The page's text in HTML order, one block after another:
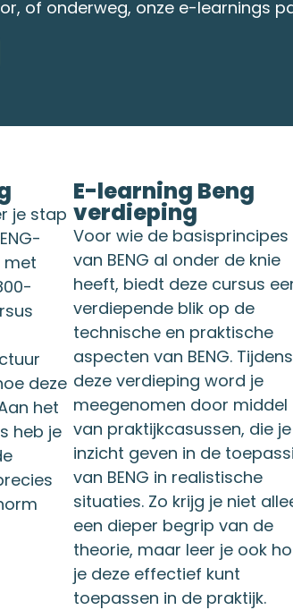
of onderweg, onze e-learnings
je stap
met
deze
het
heb je
E-learning Beng
verdieping
Voor wie de basisprincipes
van BENG al onder de knie
heeft, biedt deze cursus
verdiepende blik op de
technische en praktische
aspecten van BENG. Tijdens
deze verdieping word je
meegenomen door middel
van praktijkcasussen, die je
inzicht geven in de
van BENG in realistische
situaties. Zo krijg je niet
een dieper begrip van de
theorie, maar leer je ook
je deze effectief kunt
toepassen in de praktijk.